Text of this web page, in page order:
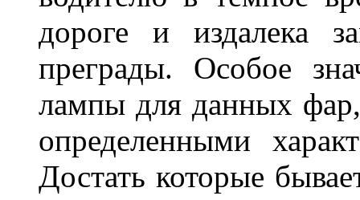
дороге и издалека
преграды. Особое
лампы для данных
определенными
Достать которые